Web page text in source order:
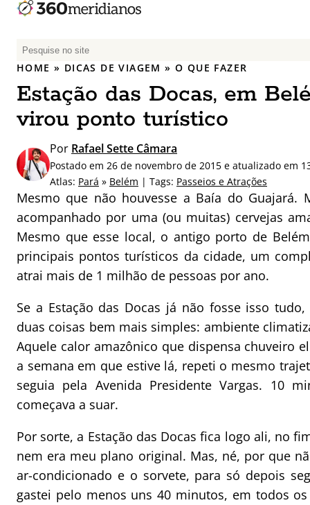
P
e
q
u
a
r
p
o
r
:
HOME » DICAS DE VIAGEM »O QUE FAZER
Estação das Docas, em
virou ponto turístico
Por Rafael Sette Câmara
Postado em 26 de novembro de 2015 e atualizado em
Atlas: Pará » Belém | Tags: Passeios e Atrações
Mesmo que não houvesse a Baía do
acompanhado por uma (ou muitas) cervejas
Mesmo que esse local, o antigo porto de
principais pontos turísticos da cidade, um
atrai mais de 1 milhão de pessoas por ano.
Se a Estação das Docas já não fosse isso
duas coisas bem mais simples: ambiente
Aquele calor amazônico que dispensa chuveiro
a semana em que estive lá, repeti o mesmo
seguia pela Avenida Presidente Vargas. 10
começava a suar.
Por sorte, a Estação das Docas fica logo ali, no
nem era meu plano original. Mas, né, por que
ar-condicionado e o sorvete, para só depois
gastei pelo menos uns 40 minutos, em todos